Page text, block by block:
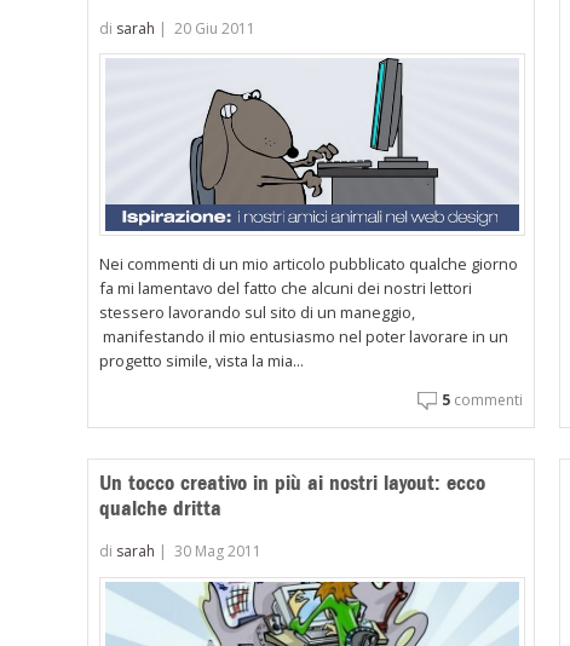
di sarah |20 Giu 2011
Nei commenti di un mio articolo pubblicato qualche giorno
fa mi lamentavo del fatto che alcuni dei nostri lettori
stessero lavorando sul sito di un maneggio,
manifestando il mio entusiasmo nel poter lavorare in un
progetto simile, vista la mia...
5commenti
Un tocco creativo in più ai nostri layout: ecco
qualche dritta
di sarah |30 Mag 2011